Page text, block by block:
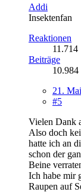
Addi
Insektenfan
Reaktionen
11.714
Beiträge
10.984
21.
#5
Vielen Dank
Also doch
hatte ich an
schon der
Beine
Ich habe mir
Raupen auf